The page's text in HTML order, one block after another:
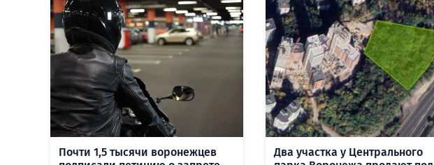
Почти 1,5 тысячи воронежцев
Два участка у Центрального